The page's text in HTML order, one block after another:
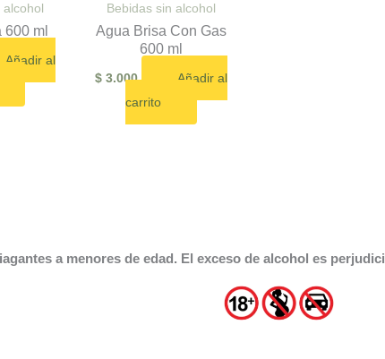
ml
Añadir al
Bebidas sin alcohol
​Agua Brisa Con Gas
600 ml
$ 3.000
Añadir al
carrito
a menores de edad. El exceso de alcohol es